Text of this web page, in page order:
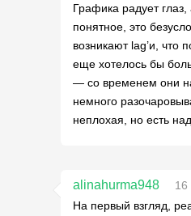
Графика радует
понятное, это
возникают lag’и, что
еще хотелось бы
— со временем они
немного
неплохая, но есть
alinahurma948
16
На первый взгляд,